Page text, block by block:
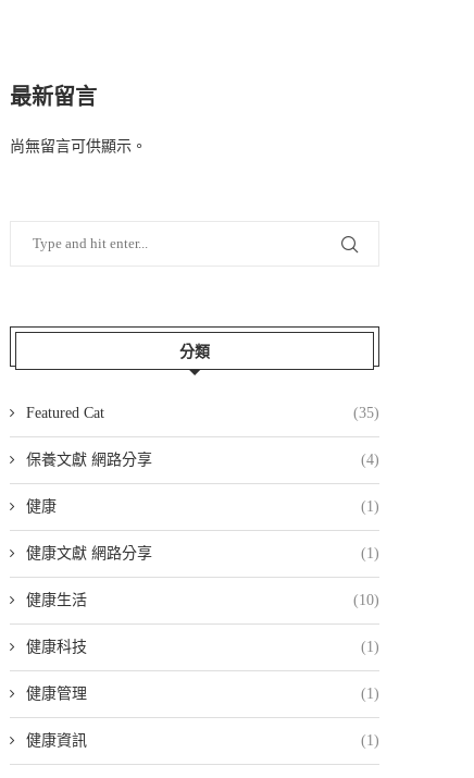
最新留言
尚無留言可供顯示。
分類
Featured Cat (35)
保養文獻 網路分享 (4)
健康 (1)
健康文獻 網路分享 (1)
健康生活 (10)
健康科技 (1)
健康管理 (1)
健康資訊 (1)